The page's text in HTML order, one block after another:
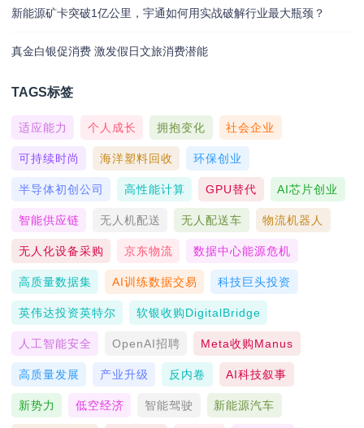
新能源矿卡突破1亿公里，宇通如何用实战破解行业最大瓶颈？
真金白银促消费 激发假日文旅消费潜能
TAGS标签
适应能力 个人成长 拥抱变化 社会企业
可持续时尚 海洋塑料回收 环保创业
半导体初创公司 高性能计算 GPU替代 AI芯片创业
智能供应链 无人机配送 无人配送车 物流机器人
无人化设备采购 京东物流 数据中心能源危机
高质量数据集 AI训练数据交易 科技巨头投资
英伟达投资英特尔 软银收购DigitalBridge
人工智能安全 OpenAI招聘 Meta收购Manus
高质量发展 产业升级 反内卷 AI科技叙事
新势力 低空经济 智能驾驶 新能源汽车